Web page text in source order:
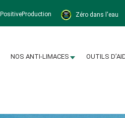
PositiveProduction Zéro dans l'eau
NOS ANTI-LIMACES OUTILS